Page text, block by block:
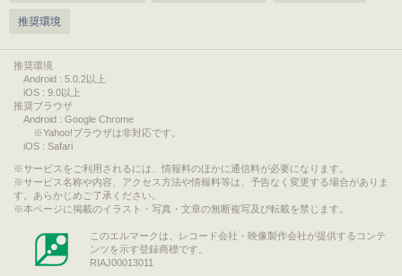
推奨環境
推奨環境
Android : 5.0.2以上
iOS : 9.0以上
推奨ブラウザ
Android : Google Chrome
※Yahoo!ブラウザは非対応です。
iOS : Safari
サービスをご利用されるには、情報料のほかに通信料が必要になります。
サービス名称や内容、アクセス方法や情報料等は、予告なく変更する場合がありま
す。あらかじめご了承ください。
本ページに掲載のイラスト・写真・文章の無断複写及び転載を禁じます。
このエルマークは、レコード会社・映像製作会社が提供するコンテ
ンツを示す登録商標です。
RIAJ00013011